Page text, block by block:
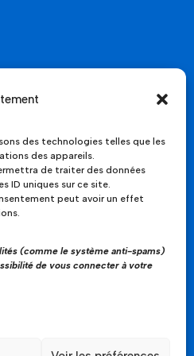
des technologies telles que les
des appareils.
de traiter des données
ID uniques sur ce site.
peut avoir un effet
(comme le système anti-spams)
de vous connecter à votre
?
NOUS !
MESSAGE